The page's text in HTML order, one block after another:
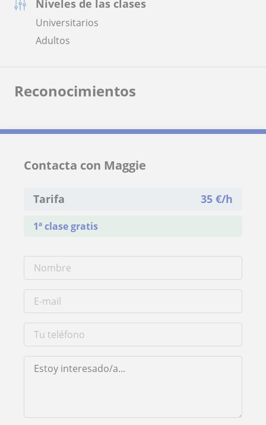
Niveles de las clases
Universitarios
Adultos
Reconocimientos
Contacta con Maggie
Tarifa 35 €/h
1ª clase gratis